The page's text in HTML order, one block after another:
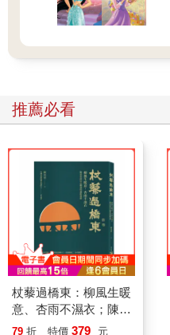
推薦必看
杖藜過橋東：柳風生暖
意、杏雨不濕衣；陳亮
恭談以心轉境的適齡漫
79 折 特價 379 元